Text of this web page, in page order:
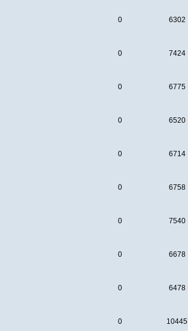
0 6302
0 7424
0 6775
0 6520
0 6714
0 6758
0 7540
0 6678
0 6478
0 10445